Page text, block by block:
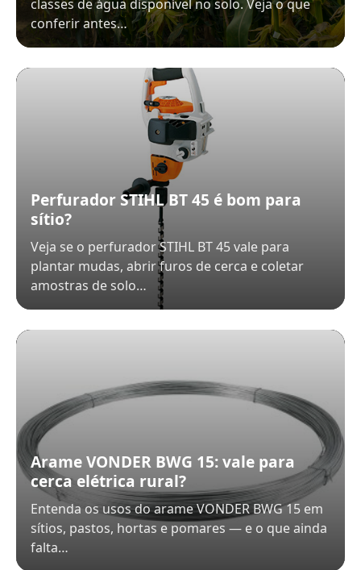
classes de água disponível no solo. Veja o que
conferir antes…
Perfurador STIHL BT 45 é bom para
sítio?
Veja se o perfurador STIHL BT 45 vale para
plantar mudas, abrir furos de cerca e coletar
amostras de solo…
Arame VONDER BWG 15: vale para
cerca elétrica rural?
Entenda os usos do arame VONDER BWG 15 em
sítios, pastos, hortas e pomares — e o que ainda
falta…